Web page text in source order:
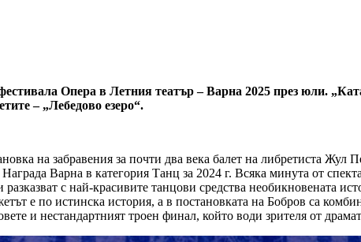
Опера в Летния театър – Варна 2025 през юли.
– „Лебедово езеро“.
на забравения за почти два века балет на либретиста Жул
Варна в категория Танц за 2024 г. Всяка минута от
с най-красивите танцови средства необикновената
е по истинска история, а в постановката на Бобров са
и нестандартният троен финал, който води зрителя от